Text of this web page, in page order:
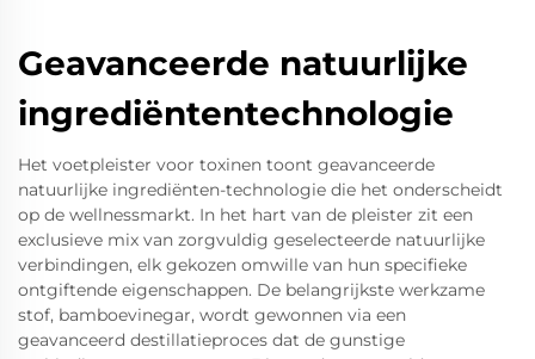
Geavanceerde natuurlijke
ingrediëntentechnologie
Het voetpleister voor toxinen toont geavanceerde
natuurlijke ingrediënten-technologie die het onderscheidt
op de wellnessmarkt. In het hart van de pleister zit een
exclusieve mix van zorgvuldig geselecteerde natuurlijke
verbindingen, elk gekozen omwille van hun specifieke
ontgiftende eigenschappen. De belangrijkste werkzame
stof, bamboevinegar, wordt gewonnen via een
geavanceerd destillatieproces dat de gunstige